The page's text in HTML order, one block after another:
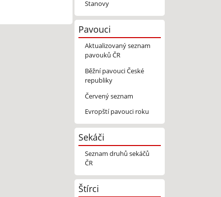
Stanovy
Pavouci
Aktualizovaný seznam
pavouků ČR
Běžní pavouci České
republiky
Červený seznam
Evropští pavouci roku
Sekáči
Seznam druhů sekáčů
ČR
Štírci